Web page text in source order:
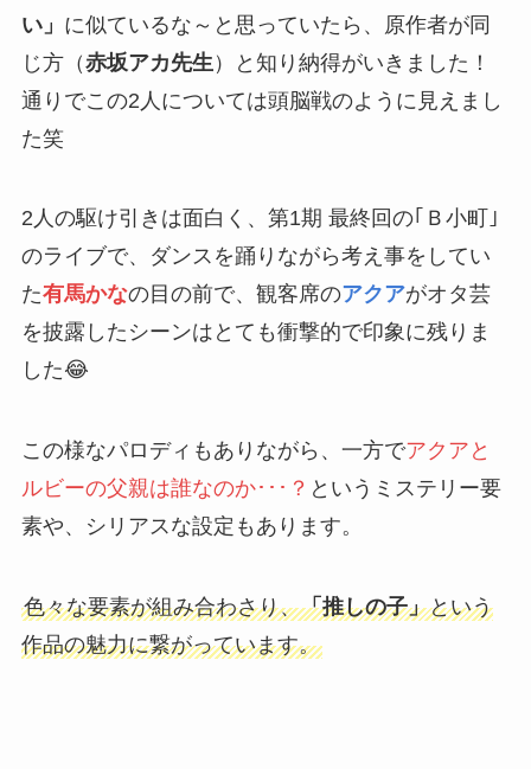
い」 に似ているな～と思っていたら、原作者が同
じ方（赤坂アカ先生 ）と知り納得がいきました！
通りでこの2人については頭脳戦のように見えまし
た笑
2人の駆け引きは面白く、第1期 最終回の｢Ｂ小町｣
のライブで、ダンスを踊りながら考え事をしてい
た有馬かなの目の前で、観客席のアクアがオタ芸
を披露したシーンはとても衝撃的で印象に残りま
した😂
この様なパロディもありながら、一方でアクアと
ルビーの父親は誰なのか･･･？ というミステリー要
素や、シリアスな設定もあります。
色々な要素が組み合わさり、「推しの子」という
作品の魅力に繋がっています。